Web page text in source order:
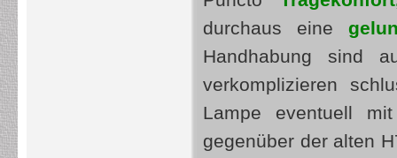
durchaus eine
Handhabung sind
verkomplizieren
Lampe eventuell
gegenüber der alten